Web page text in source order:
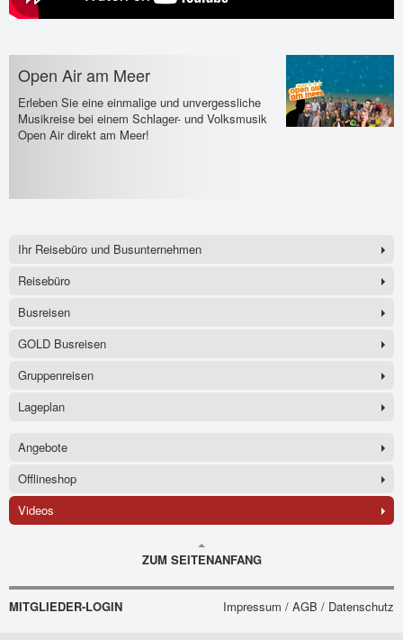
Open Air am Meer
Erleben Sie eine einmalige und unvergessliche
Musikreise bei einem Schlager- und Volksmusik
Open Air direkt am Meer!
Ihr Reisebüro und Busunternehmen
Reisebüro
Busreisen
GOLD Busreisen
Gruppenreisen
Lageplan
Angebote
Offlineshop
Videos
ZUM SEITENANFANG
MITGLIEDER-LOGIN Impressum / AGB / Datenschutz